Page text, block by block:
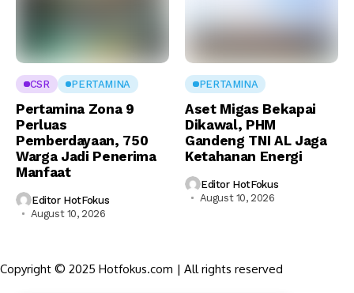
CSR PERTAMINA
Pertamina Zona 9
Perluas
Pemberdayaan, 750
Warga Jadi Penerima
Manfaat
Editor HotFokus
August 10, 2026
PERTAMINA
Aset Migas Bekapai
Dikawal, PHM
Gandeng TNI AL Jaga
Ketahanan Energi
Editor HotFokus
August 10, 2026
Copyright © 2025 Hotfokus.com | All rights reserved